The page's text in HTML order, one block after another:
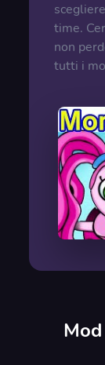
time.
non
tutti i